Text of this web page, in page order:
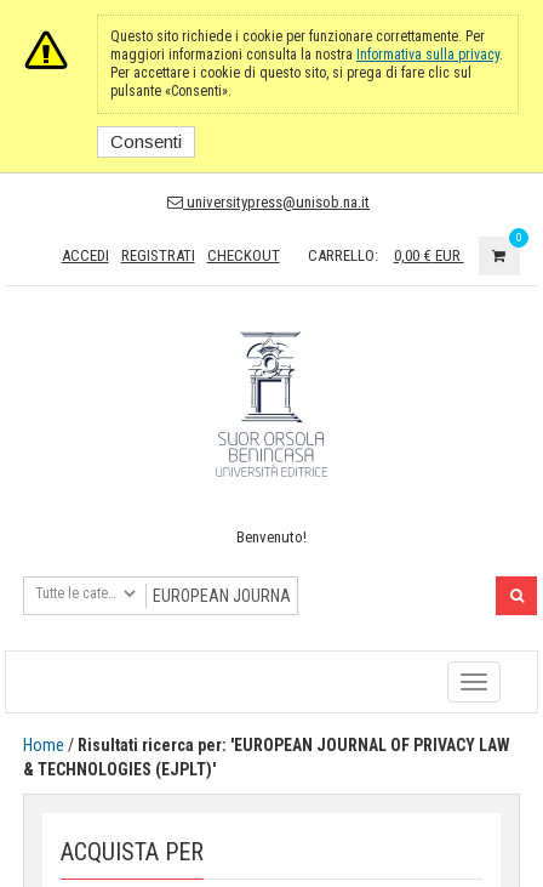
Questo sito richiede i cookie per funzionare correttamente. Per
maggiori informazioni consulta la nostra Informativa sulla privacy.
Per accettare i cookie di questo sito, si prega di fare clic sul
pulsante «Consenti».
Consenti
universitypress@unisob.na.it
ACCEDI REGISTRATI CHECKOUT CARRELLO: 0,00 € EUR
0
Benvenuto!
Toggle
navigation
Home / Risultati ricerca per: 'EUROPEAN JOURNAL OF PRIVACY LAW
& TECHNOLOGIES (EJPLT)'
ACQUISTA PER